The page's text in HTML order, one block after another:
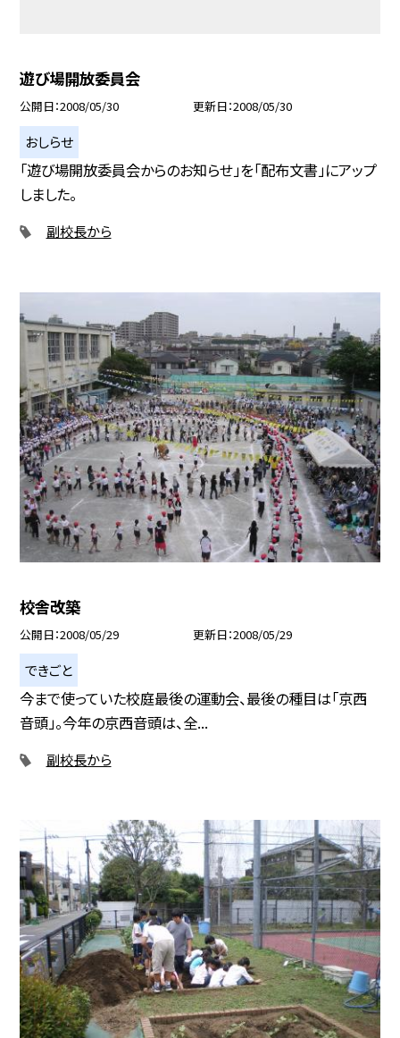
遊び場開放委員会
公開日 2008/05/30 更新日 2008/05/30
おしらせ
「遊び場開放委員会からのお知らせ」を「配布文書」にアップ
しました。
副校長から
校舎改築
公開日 2008/05/29 更新日 2008/05/29
できごと
今まで使っていた校庭最後の運動会、最後の種目は「京西
音頭」。今年の京西音頭は、全...
副校長から